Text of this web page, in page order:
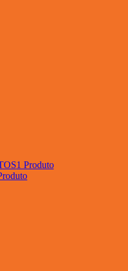
1 Produto